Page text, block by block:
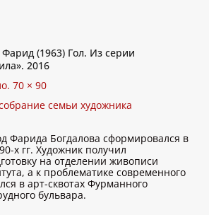
(1963) Гол. Из серии
2016
70 × 90
семьи художника
Фарида Богдалова сформировался в
х гг. Художник получил
на отделении живописи
а к проблематике современного
в арт-сквотах Фурманного
бульвара.